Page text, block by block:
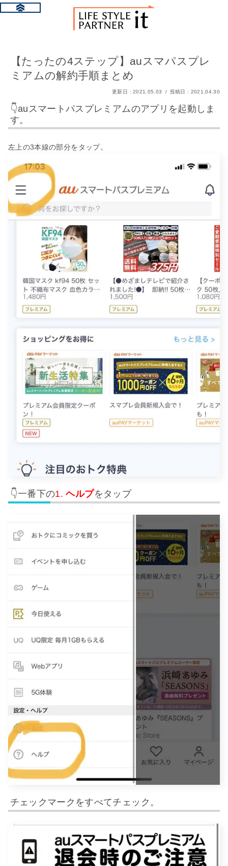
【たったの4ステップ】auスマパスプレ
ミアムの解約手順まとめ
2021.05.03 2021.04.30
👇auスマートパスプレミアムのアプリを起動しま
す。
左上の3本線の部分をタップ。
👇一番下の ヘルプをタップ
チェックマークをすべてチェック。